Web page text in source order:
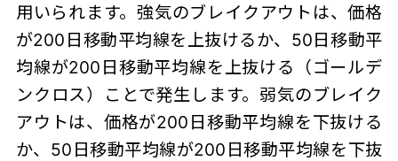
用いられます。強気のブレイクアウトは、価格
が200日移動平均線を上抜けるか、50日移動平
均線が200日移動平均線を上抜ける（ゴールデ
ンクロス）ことで発生します。弱気のブレイク
アウトは、価格が200日移動平均線を下抜ける
か、50日移動平均線が200日移動平均線を下抜